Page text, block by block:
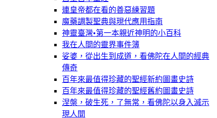
連皇帝都在看的善惡練習題
魔藥調製聖典與現代應用指南
神靈臺灣•第一本親近神明的小百科
我在人間的靈界事件簿
娑婆，從出生到成道，看佛陀在人間的經典
傳奇
百年來最值得珍藏的聖經新約圖畫史詩
百年來最值得珍藏的聖經舊約圖畫史詩
涅槃，破生死，了無常，看佛陀以身入滅示
現人間